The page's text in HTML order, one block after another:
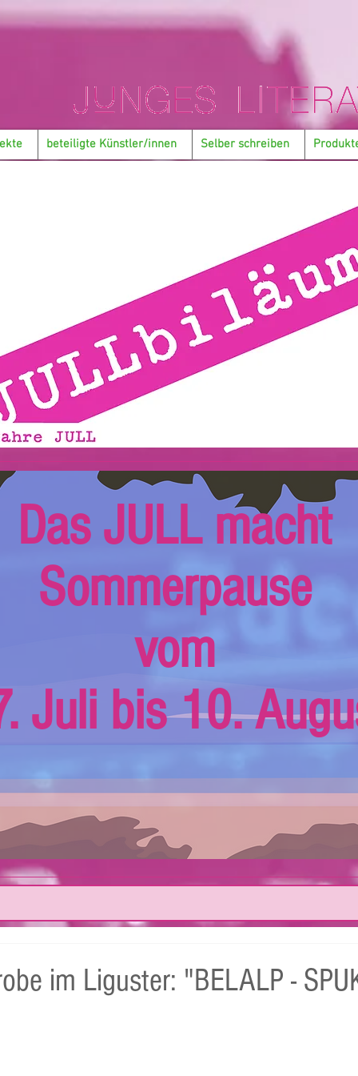
beteiligte Künstler/innen Selber schreiben
Das JULL macht
Sommerpause
vom
Juli bis 10.
im Liguster: "BELALP -